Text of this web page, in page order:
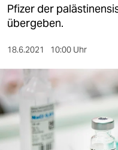
kultur
sport
berlin
nord
wahrheit
Pfizer der
übergeben.
18.6.2021 10:00 Uhr